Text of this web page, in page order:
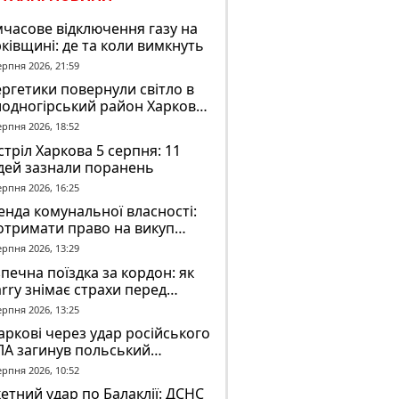
відключення газу на
де та коли вимкнуть
2026, 21:59
повернули світло в
район Харкова
ворожого обстрілу
2026, 18:52
Харкова 5 серпня: 11
зазнали поранень
2026, 16:25
комунальної власності:
право на викуп
2026, 13:29
поїздка за кордон: як
знімає страхи перед
дорогою
2026, 13:25
через удар російського
загинув польський
Марек Русек-
2026, 10:52
удар по Балаклії: ДСНС